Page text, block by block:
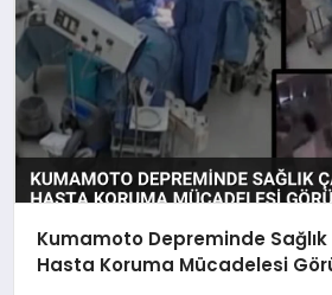
Kumamoto Depreminde Sağlık
Hasta Koruma Mücadelesi